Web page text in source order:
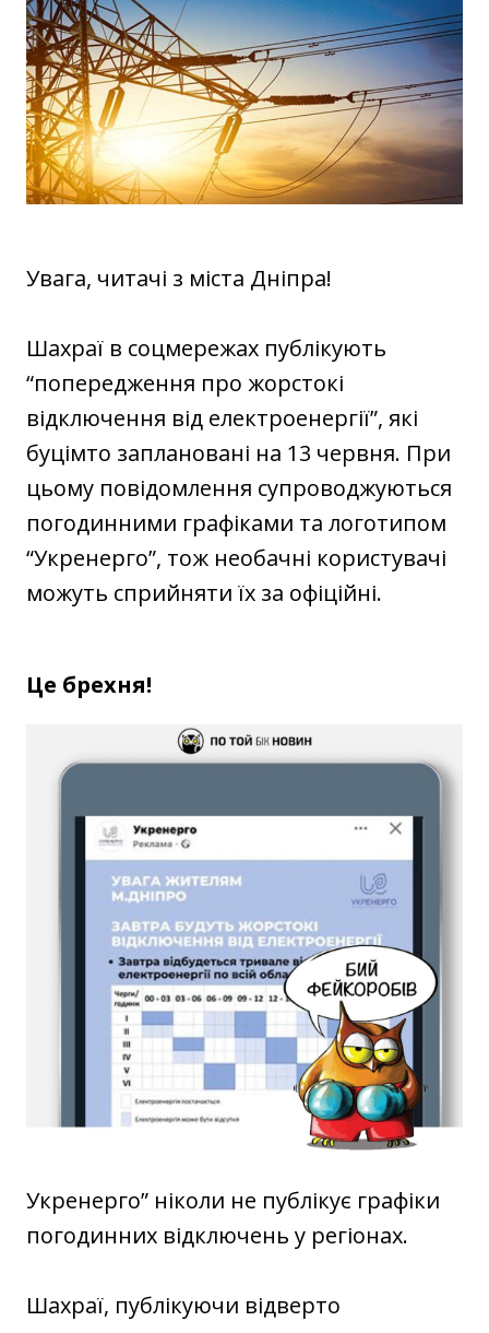
Увага, читачі з міста Дніпра!
Шахраї в соцмережах публікують
“попередження про жорстокі
відключення від електроенергії”, які
буцімто заплановані на 13 червня. При
цьому повідомлення супроводжуються
погодинними графіками та логотипом
“Укренерго”, тож необачні користувачі
можуть сприйняти їх за офіційні.
Це брехня!
Укренерго” ніколи не публікує графіки
погодинних відключень у регіонах.
Шахраї, публікуючи відверто